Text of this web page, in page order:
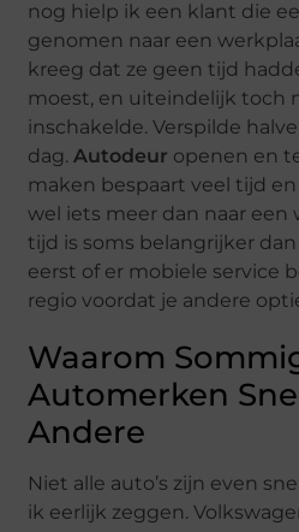
nog hielp ik een klant die
genomen naar een
kreeg dat ze geen tijd
moest, en uiteindelijk toch
inschakelde. Verspilde halve
dag.Autodeur openen en
maken bespaart veel tijd
wel iets meer dan naar een
tijd is soms belangrijker
eerst of er mobiele service
regio voordat je andere
Waarom
Automerken
Andere
Niet alle auto’s zijn even
ik eerlijk zeggen.